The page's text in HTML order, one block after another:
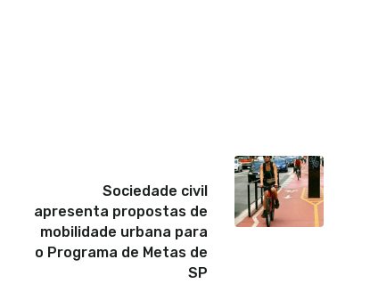
Sociedade civil
apresenta propostas de
mobilidade urbana para
o Programa de Metas de
SP